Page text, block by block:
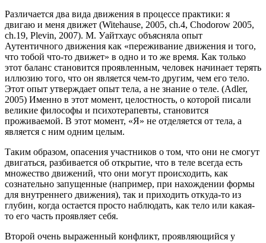
Различается два вида движения в процессе практики: я
двигаю и меня движет (Witehause, 2005, ch.4, Chodorow 2005,
ch.19, Plevin, 2007). М. Уайтхаус объясняла опыт
Аутентичного движения как «переживание движения и того,
что тобой что-то движет» в одно и то же время. Как только
этот баланс становится проявленным, человек начинает терять
иллюзию того, что он является чем-то другим, чем его тело.
Этот опыт утверждает опыт тела, а не знание о теле. (Adler,
2005) Именно в этот момент, целостность, о которой писали
великие философы и психотерапевты, становится
проживаемой. В этот момент, «Я» не отделяется от тела, а
является с ним одним целым.
Таким образом, опасения участников о том, что они не смогут
двигаться, разбивается об открытие, что в теле всегда есть
множество движений, что они могут происходить, как
сознательно запущенные (например, при нахождении формы
для внутреннего движения), так и приходить откуда-то из
глубин, когда остается просто наблюдать, как тело или какая-
то его часть проявляет себя.
Второй очень выраженный конфликт, проявляющийся у